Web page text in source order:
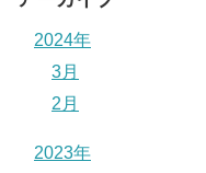
2024年
3月
2月
2023年